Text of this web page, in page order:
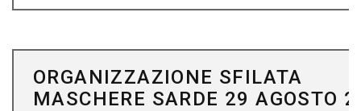
ORGANIZZAZIONE SFILATA
MASCHERE SARDE 29 AGOSTO